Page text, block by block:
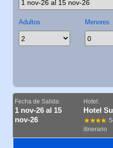
Adultos Menores
Fecha de Salida:
1 nov-26 al 15
nov-26
Hotel:
Hotel
itinerario